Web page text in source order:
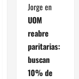
Jorge en
UOM
reabre
paritarias:
buscan
10% de